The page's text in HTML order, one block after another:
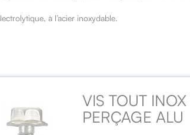
à l’acier inoxydable.
VIS TOUT
PERÇAGE ALU